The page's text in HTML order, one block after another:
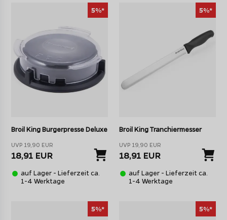
5%*
Broil King Burgerpresse Deluxe
UVP 19,90 EUR
18,91 EUR
auf Lager - Lieferzeit ca.
1-4 Werktage
5%*
Broil King Tranchiermesser
UVP 19,90 EUR
18,91 EUR
auf Lager - Lieferzeit ca.
1-4 Werktage
5%* 5%*